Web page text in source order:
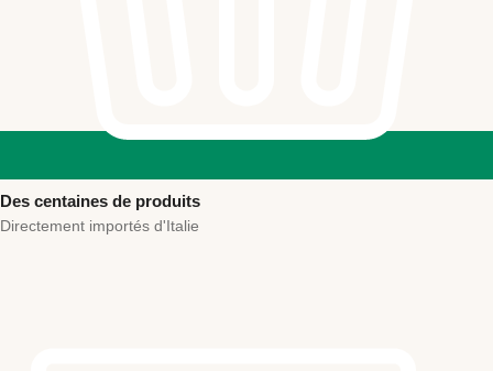
Des centaines de produits
Directement importés d'Italie